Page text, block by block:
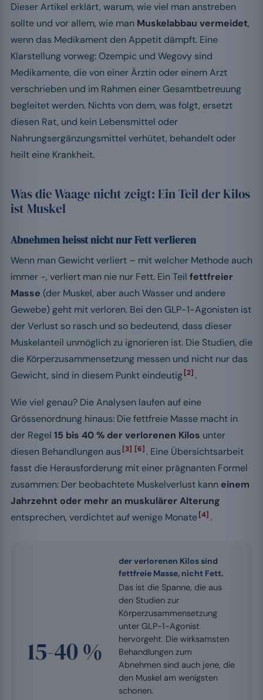
Dieser Artikel erklärt, warum, wie viel man anstreben
sollte und vor allem, wie man Muskelabbau vermeidet,
wenn das Medikament den Appetit dämpft. Eine
Klarstellung vorweg: Ozempic und Wegovy sind
Medikamente, die von einer Ärztin oder einem Arzt
verschrieben und im Rahmen einer Gesamtbetreuung
begleitet werden. Nichts von dem, was folgt, ersetzt
diesen Rat, und kein Lebensmittel oder
Nahrungsergänzungsmittel verhütet, behandelt oder
heilt eine Krankheit.
Was die Waage nicht zeigt: Ein Teil der Kilos
ist Muskel
Abnehmen heisst nicht nur Fett verlieren
Wenn man Gewicht verliert – mit welcher Methode auch
immer -, verliert man nie nur Fett. Ein Teil fettfreier
Masse (der Muskel, aber auch Wasser und andere
Gewebe) geht mit verloren. Bei den GLP-1-Agonisten ist
der Verlust so rasch und so bedeutend, dass dieser
Muskelanteil unmöglich zu ignorieren ist. Die Studien, die
die Körperzusammensetzung messen und nicht nur das
Gewicht, sind in diesem Punkt eindeutig[2].
Wie viel genau? Die Analysen laufen auf eine
Grössenordnung hinaus: Die fettfreie Masse macht in
der Regel 15 bis 40 % der verlorenen Kilos unter
diesen Behandlungen aus [3] [6]. Eine Übersichtsarbeit
fasst die Herausforderung mit einer prägnanten Formel
zusammen: Der beobachtete Muskelverlust kann einem
Jahrzehnt oder mehr an muskulärer Alterung
entsprechen, verdichtet auf wenige Monate[4].
15-40 %
der verlorenen Kilos sind
fettfreie Masse, nicht Fett.
Das ist die Spanne, die aus
den Studien zur
Körperzusammensetzung
unter GLP-1-Agonist
hervorgeht. Die wirksamsten
Behandlungen zum
Abnehmen sind auch jene, die
den Muskel am wenigsten
schonen.